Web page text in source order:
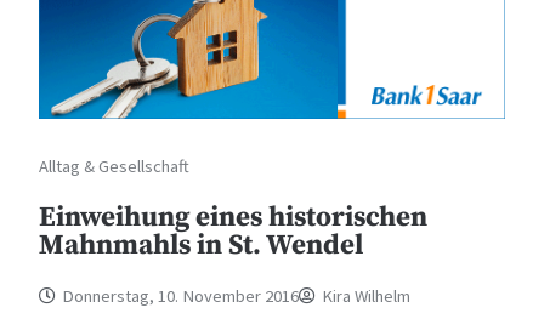
Alltag & Gesellschaft
Einweihung eines historischen
Mahnmahls in St. Wendel
Donnerstag, 10. November 2016 Kira Wilhelm